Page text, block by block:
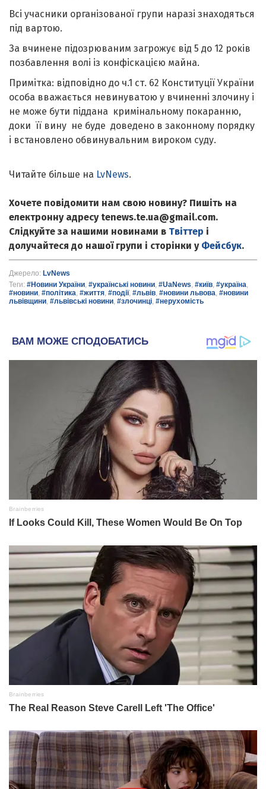
Всі учасники організованої групи наразі знаходяться
під вартою.
За вчинене підозрюваним загрожує від 5 до 12 років
позбавлення волі із конфіскацією майна.
Примітка: відповідно до ч.1 ст. 62 Конституції України
особа вважається невинуватою у вчиненні злочину і
не може бути піддана кримінальному покаранню,
доки її вину не буде доведено в законному порядку
і встановлено обвинувальним вироком суду.
Читайте більше на LvNews.
Хочете повідомити нам свою новину? Пишіть на
електронну адресу tenews.te.ua@gmail.com.
Слідкуйте за нашими новинами в Твіттер і
долучайтеся до нашої групи і сторінки у Фейсбук.
Джерело: LvNews
Теги: #Новини України, #українські новини, #UaNews, #київ, #україна,
#новини, #політика, #життя, #події, #львів, #новини львова, #новини
львівщини, #львівські новини, #злочинці, #нерухомість